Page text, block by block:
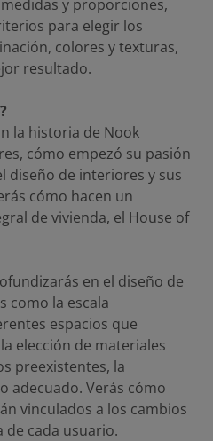
y proporciones,
para elegir los
colores y texturas,
resultado.
la historia de Nook
cómo empezó su pasión
diseño de interiores y sus
cómo hacen un
de vivienda, el House of
en el diseño de
como la escala
espacios que
elección de materiales
preexistentes, la
adecuado. Verás cómo
vinculados a los cambios
de cada usuario.